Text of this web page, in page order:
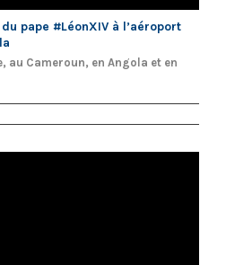
pape #LéonXIV à l’aéroport
au Cameroun, en Angola et en